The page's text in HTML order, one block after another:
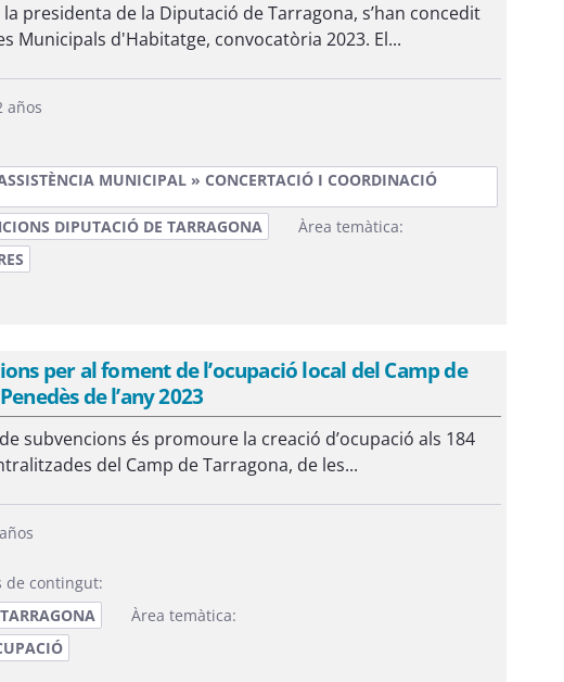
presidenta de la Diputació de Tarragona, s’han concedit
Municipals d'Habitatge, convocatòria 2023. El...
años
MUNICIPAL » CONCERTACIÓ I COORDINACIÓ
DIPUTACIÓ DE TARRAGONA
Àrea temàtica:
per al foment de l’ocupació local del Camp de
de l’any 2023
subvencions és promoure la creació d’ocupació als 184
del Camp de Tarragona, de les...
de contingut:
Àrea temàtica: